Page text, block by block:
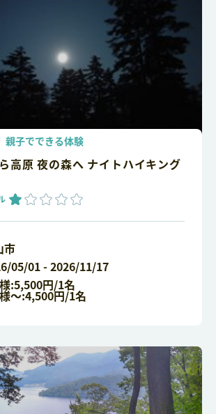
親子でできる体験
高原 夜の森へ ナイトハイキング
市
05/01 - 2026/11/17
:5,500円/1名
～:4,500円/1名